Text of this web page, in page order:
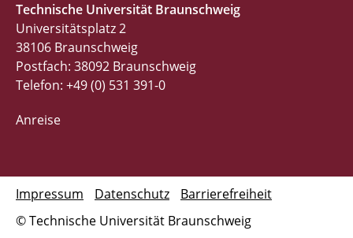
Technische Universität Braunschweig
Universitätsplatz 2
38106 Braunschweig
Postfach: 38092 Braunschweig
Telefon: +49 (0) 531 391-0
Anreise
© Technische Universität Braunschweig
Impressum Datenschutz Barrierefreiheit